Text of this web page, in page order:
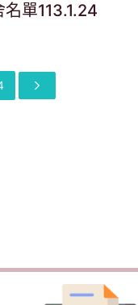
單113.1.24